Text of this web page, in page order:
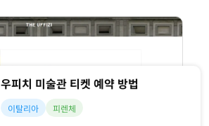
우피치 미술관 티켓 예약 방법
이탈리아 피렌체